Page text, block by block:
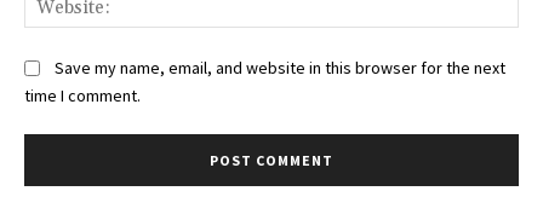
Save my name, email, and website in this browser for the next
time I comment.